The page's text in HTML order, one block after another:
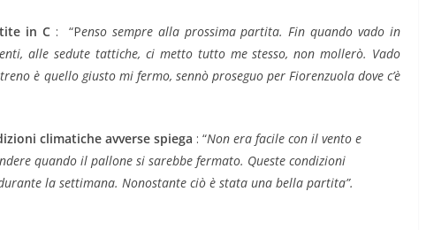
in C : “Penso sempre alla prossima partita. Fin quando vado in
alle sedute tattiche, ci metto tutto me stesso, non mollerò. Vado
è quello giusto mi fermo, sennò proseguo per Fiorenzuola dove c’è
climatiche avverse spiega : “Non era facile con il vento e
quando il pallone si sarebbe fermato. Queste condizioni
la settimana. Nonostante ciò è stata una bella partita”.